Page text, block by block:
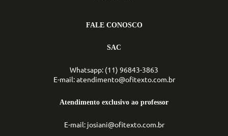
FALE CONOSCO
SAC
Whatsapp: (11) 96843-3863
E-mail: atendimento@ofitexto.com.br
Atendimento exclusivo ao professor
E-mail: josiani@ofitexto.com.br